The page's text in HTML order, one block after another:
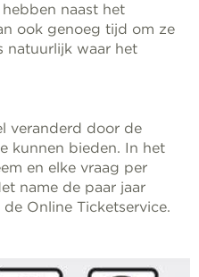
naast het
ook genoeg tijd om ze
natuurlijk waar het
veranderd door de
kunnen bieden. In het
en elke vraag per
name de paar jaar
Online Ticketservice.